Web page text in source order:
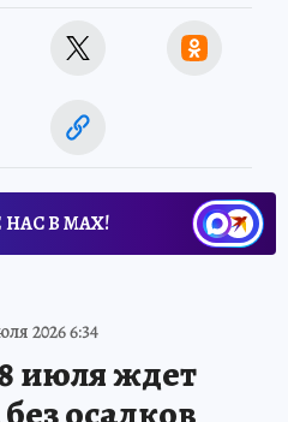
В МАХ!
2026 6:34
июля ждет